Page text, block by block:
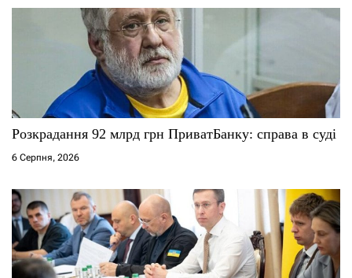
Розкрадання 92 млрд грн ПриватБанку: справа в суді
6 Серпня, 2026